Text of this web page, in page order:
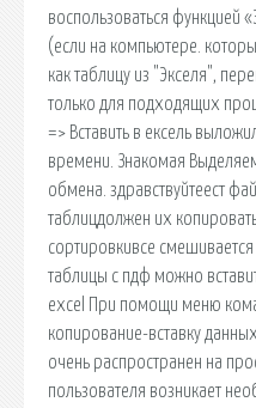
воспользоваться функцией
(если на компьютере.
как таблицу из "Экселя",
только для подходящих
=> Вставить в ексель
времени. Знакомая
обмена. здравствуйтеест
таблицдолжен их
сортировкивсе смешивается
таблицы с пдф можно
excel При помощи меню
копирование-вставку
очень распространен на
пользователя возникает